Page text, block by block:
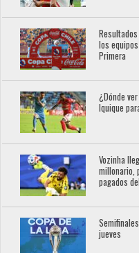
los
Primera
¿Dónde
Iquique
Vozinha
millonario,
pagados
jueves